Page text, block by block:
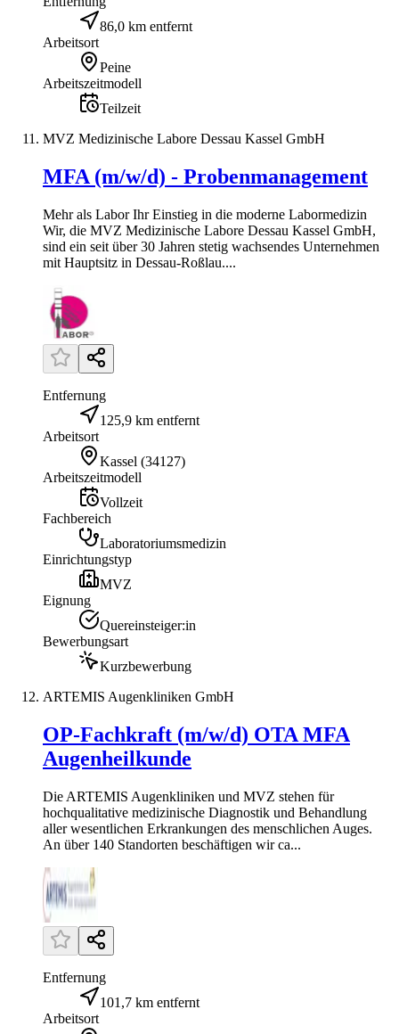
86,0 km entfernt
Arbeitsort
Peine
Arbeitszeitmodell
Teilzeit
MVZ Medizinische Labore Dessau Kassel GmbH
MFA (m/w/d) - Probenmanagement
Mehr als Labor Ihr Einstieg in die moderne Labormedizin
Wir, die MVZ Medizinische Labore Dessau Kassel GmbH,
sind ein seit über 30 Jahren stetig wachsendes Unternehmen
mit Hauptsitz in Dessau-Roßlau....
Entfernung
125,9 km entfernt
Arbeitsort
Kassel (34127)
Arbeitszeitmodell
Vollzeit
Fachbereich
Laboratoriumsmedizin
Einrichtungstyp
MVZ
Eignung
Quereinsteiger:in
Bewerbungsart
Kurzbewerbung
ARTEMIS Augenkliniken GmbH
OP-Fachkraft (m/w/d) OTA MFA
Augenheilkunde
Die ARTEMIS Augenkliniken und MVZ stehen für
hochqualitative medizinische Diagnostik und Behandlung
aller wesentlichen Erkrankungen des menschlichen Auges.
An über 140 Standorten beschäftigen wir ca...
Entfernung
101,7 km entfernt
Arbeitsort